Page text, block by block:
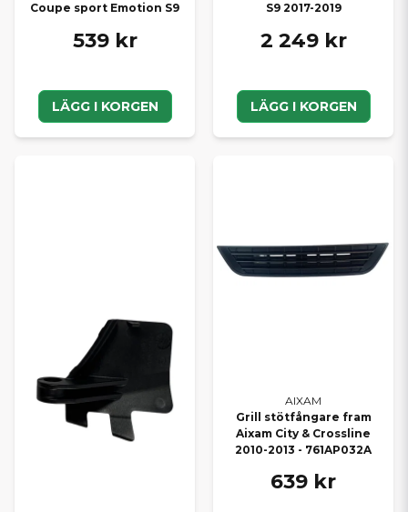
Coupe sport Emotion S9
539 kr
LÄGG I KORGEN
S9 2017-2019
2 249 kr
LÄGG I KORGEN
AIXAM
Grill stötfångare fram
Aixam City & Crossline
2010-2013 - 761AP032A
639 kr